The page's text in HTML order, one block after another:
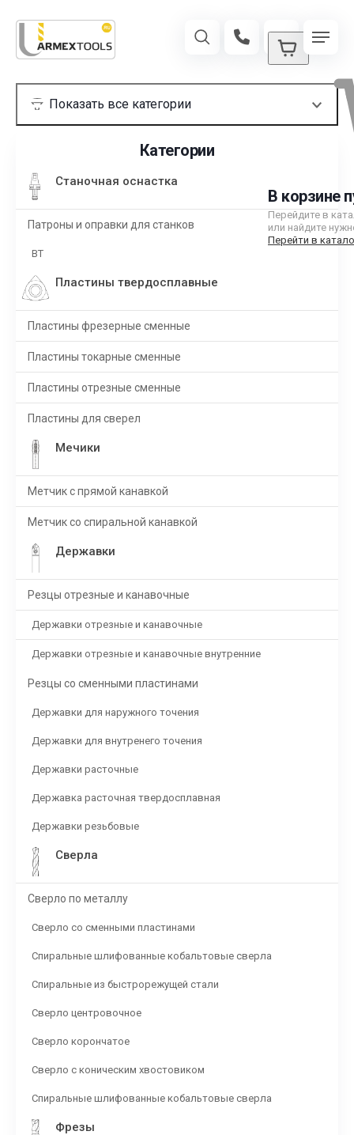
В корзине
Перейдите в
или найдите
Перейти в
Категории
Станочная оснастка
Патроны и оправки для станков
BT
Пластины твердосплавные
Пластины фрезерные сменные
Пластины токарные сменные
Пластины отрезные сменные
Пластины для сверел
Мечики
Метчик с прямой канавкой
Метчик со спиральной канавкой
Державки
Резцы отрезные и канавочные
Державки отрезные и канавочные
Державки отрезные и канавочные внутренние
Резцы со сменными пластинами
Державки для наружного точения
Державки для внутренего точения
Державки расточные
Державка расточная твердосплавная
Державки резьбовые
Сверла
Сверло по металлу
Сверло со сменными пластинами
Спиральные шлифованные кобальтовые сверла
Спиральные из быстрорежущей стали
Сверло центровочное
Сверло корончатое
Сверло с коническим хвостовиком
Спиральные шлифованные кобальтовые сверла
Фрезы